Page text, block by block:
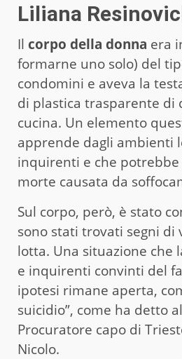
Liliana
Il corpo della donna era
formarne uno solo) del
condomini e aveva la
di plastica trasparente di
cucina. Un elemento
apprende dagli ambienti
inquirenti e che
morte causata da
Sul corpo, però, è stato
sono stati trovati segni di
lotta. Una situazione che
e inquirenti convinti del
ipotesi rimane aperta,
suicidio”, come ha detto
Procuratore capo di
Nicolo.